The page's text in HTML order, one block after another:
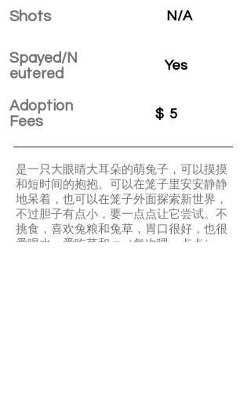
Shots
Spayed/N
eutered
Adoption
Fees
N/A
Yes
$ 5
是一只大眼睛大耳朵的萌兔子，可以摸摸
和短时间的抱抱。可以在笼子里安安静静
地呆着，也可以在笼子外面探索新世界，
不过胆子有点小，要一点点让它尝试。不
挑食，喜欢兔粮和兔草，胃口很好，也很
爱喝水，爱吃菜和🥕（每次喂一点点），